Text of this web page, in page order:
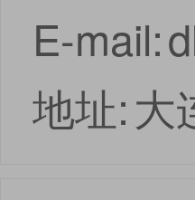
E-mail:
地址:大